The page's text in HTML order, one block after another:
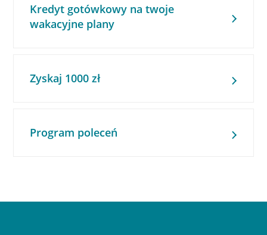
Kredyt gotówkowy na twoje
wakacyjne plany
Zyskaj 1000 zł
Program poleceń